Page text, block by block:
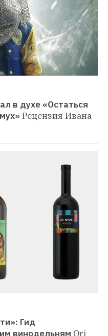
в духе «Остаться
Рецензия Ивана
Гид
винодельням Ori